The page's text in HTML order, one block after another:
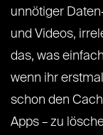
unnötiger
und Videos,
das, was
wenn ihr
schon den
Apps – zu